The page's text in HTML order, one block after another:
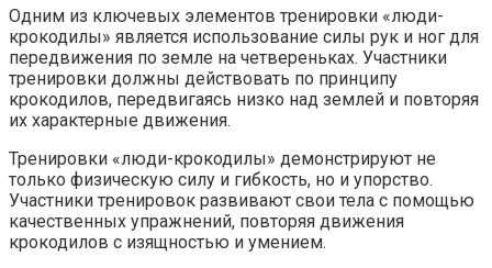
Одним из ключевых элементов тренировки «люди-
крокодилы» является использование силы рук и ног для
передвижения по земле на четвереньках. Участники
тренировки должны действовать по принципу
крокодилов, передвигаясь низко над землей и повторяя
их характерные движения.
Тренировки «люди-крокодилы» демонстрируют не
только физическую силу и гибкость, но и упорство.
Участники тренировок развивают свои тела с помощью
качественных упражнений, повторяя движения
крокодилов с изящностью и умением.